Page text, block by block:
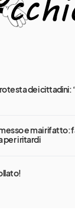
dei
e mai rifatto:
per i ritardi
crollato!